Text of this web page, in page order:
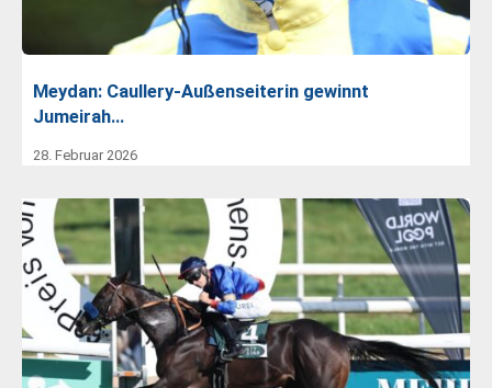
Meydan: Caullery-Außenseiterin gewinnt
Jumeirah…
28. Februar 2026